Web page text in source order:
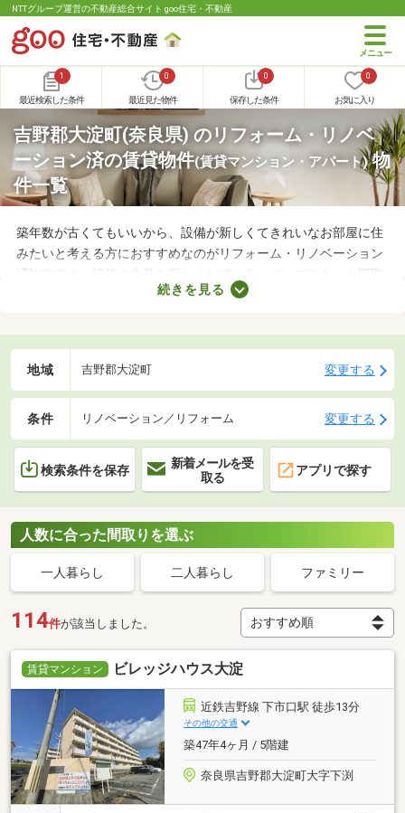
NTTグループ運営の不動産総合サイト goo住宅・不動産
1
最近検索した条件
0
最近見た物件
0
保存した条件
0
お気に入り
吉野郡大淀町(奈良県) のリフォーム・リノベ
ーション済の賃貸物件(賃貸マンション・アパート)物
件一覧
築年数が古くてもいいから、設備が新しくてきれいなお部屋に住
みたいと考える方におすすめなのがリフォーム・リノベーション
済物件です。設備や内装を新しくしている・ニーズにあった間取
りに変えているなど、住みやすさが格段にアップしていることが
べて、気になるお部屋を見つけましょう。
続きを見る
地域 吉野郡大淀町 変更する
条件 リノベーション／リフォーム 変更する
検索条件を保存
新着メールを受
取る
アプリで探す
人数に合った間取りを選ぶ
一人暮らし 二人暮らし ファミリー
114件が該当しました。
賃貸マンション ビレッジハウス大淀
近鉄吉野線 下市口駅 徒歩13分
その他の交通
築47年4ヶ月 / 5階建
奈良県吉野郡大淀町大字下渕